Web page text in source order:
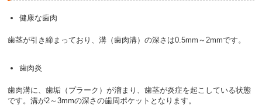
健康な歯肉
歯茎が引き締まっており、溝（歯肉溝）の深さは0.5mm～2mmです。
歯肉炎
歯肉溝に、歯垢（プラーク）が溜まり、歯茎が炎症を起こしている状態
です。溝が2～3mmの深さの歯周ポケットとなります。